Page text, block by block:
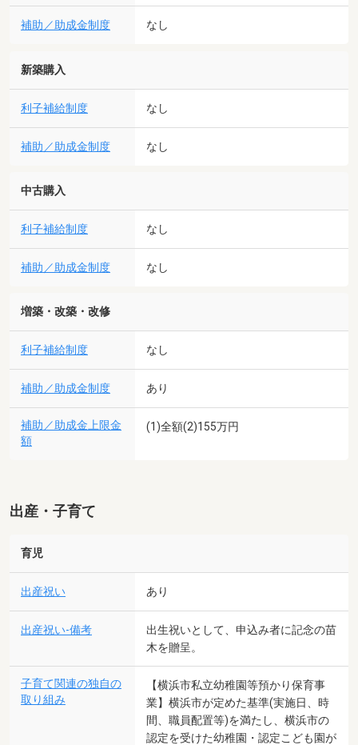
補助／助成金制度 なし
新築購入
利子補給制度 なし
補助／助成金制度 なし
中古購入
利子補給制度 なし
補助／助成金制度 なし
増築・改築・改修
利子補給制度 なし
補助／助成金制度 あり
補助／助成金上限金
額
(1)全額(2)155万円
出産・子育て
育児
出産祝い あり
出産祝い-備考
出生祝いとして、申込み者に記念の苗
木を贈呈。
子育て関連の独自の
取り組み
【横浜市私立幼稚園等預かり保育事
業】横浜市が定めた基準(実施日、時
間、職員配置等)を満たし、横浜市の
認定を受けた幼稚園・認定こども園が